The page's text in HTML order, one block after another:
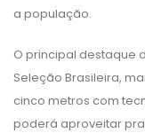
a população.
O principal destaque
Seleção Brasileira,
cinco metros com
poderá aproveitar